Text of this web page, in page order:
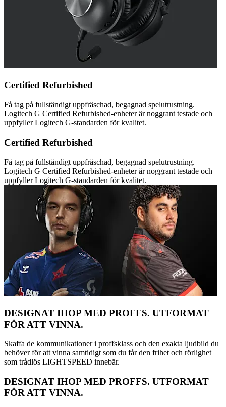
Certified Refurbished
Få tag på fullständigt uppfräschad, begagnad spelutrustning.
Logitech G Certified Refurbished-enheter är noggrant testade och
uppfyller Logitech G-standarden för kvalitet.
Certified Refurbished
Få tag på fullständigt uppfräschad, begagnad spelutrustning.
Logitech G Certified Refurbished-enheter är noggrant testade och
uppfyller Logitech G-standarden för kvalitet.
DESIGNAT IHOP MED PROFFS. UTFORMAT
FÖR ATT VINNA.
Skaffa de kommunikationer i proffsklass och den exakta ljudbild du
behöver för att vinna samtidigt som du får den frihet och rörlighet
som trådlös LIGHTSPEED innebär.
DESIGNAT IHOP MED PROFFS. UTFORMAT
FÖR ATT VINNA.